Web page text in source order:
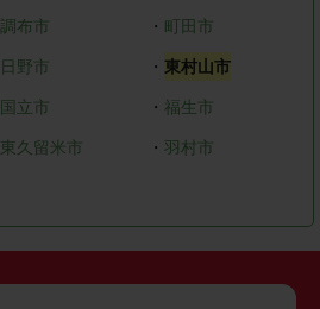
調布市 ・ 町田市
日野市 ・ 東村山市
国立市 ・ 福生市
東久留米市 ・羽村市